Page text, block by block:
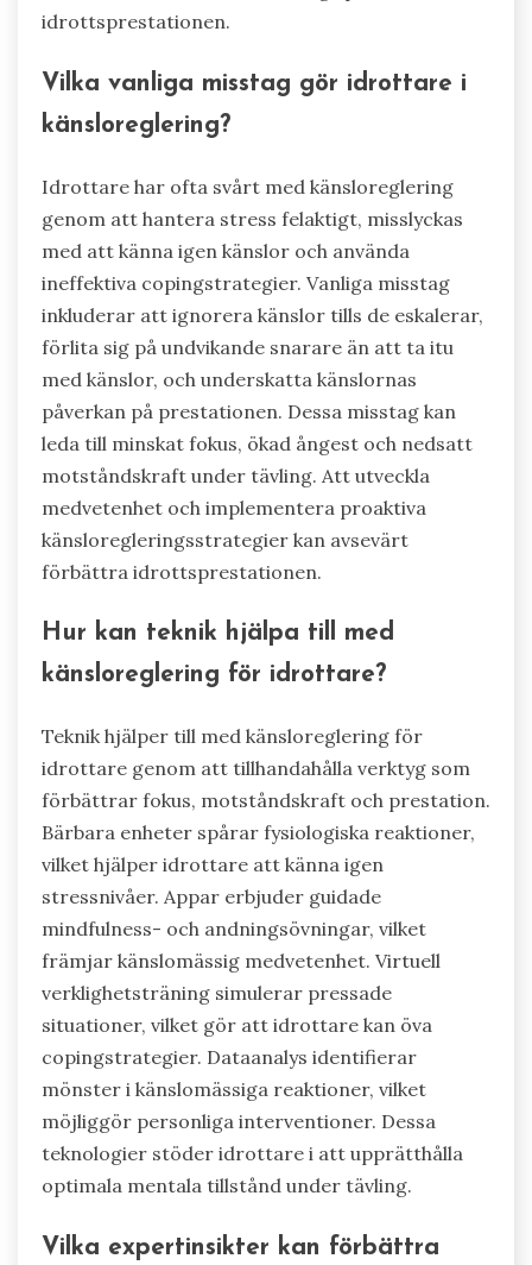
idrottsprestationen.
Vilka vanliga misstag gör idrottare i
känsloreglering?
Idrottare har ofta svårt med känsloreglering
genom att hantera stress felaktigt, misslyckas
med att känna igen känslor och använda
ineffektiva copingstrategier. Vanliga misstag
inkluderar att ignorera känslor tills de eskalerar,
förlita sig på undvikande snarare än att ta itu
med känslor, och underskatta känslornas
påverkan på prestationen. Dessa misstag kan
leda till minskat fokus, ökad ångest och nedsatt
motståndskraft under tävling. Att utveckla
medvetenhet och implementera proaktiva
känsloregleringsstrategier kan avsevärt
förbättra idrottsprestationen.
Hur kan teknik hjälpa till med
känsloreglering för idrottare?
Teknik hjälper till med känsloreglering för
idrottare genom att tillhandahålla verktyg som
förbättrar fokus, motståndskraft och prestation.
Bärbara enheter spårar fysiologiska reaktioner,
vilket hjälper idrottare att känna igen
stressnivåer. Appar erbjuder guidade
mindfulness- och andningsövningar, vilket
främjar känslomässig medvetenhet. Virtuell
verklighetsträning simulerar pressade
situationer, vilket gör att idrottare kan öva
copingstrategier. Dataanalys identifierar
mönster i känslomässiga reaktioner, vilket
möjliggör personliga interventioner. Dessa
teknologier stöder idrottare i att upprätthålla
optimala mentala tillstånd under tävling.
Vilka expertinsikter kan förbättra